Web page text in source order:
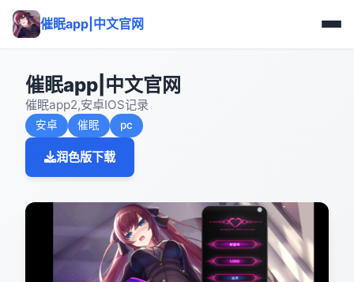
催眠app|中文官网
催眠app|中文官网
催眠app2,安卓IOS记录
安卓 催眠 pc
润色版下载